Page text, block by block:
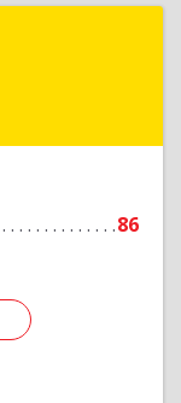
86
Подробнее